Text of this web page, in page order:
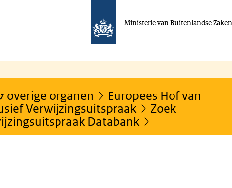
Ministerie van Buitenlandse Zaken
overige organen
Europees Hof van
Verwijzingsuitspraak
Zoek
Databank